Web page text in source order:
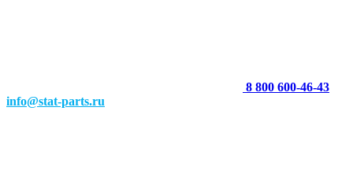
8 800 600-46-43
info@stat-parts.ru